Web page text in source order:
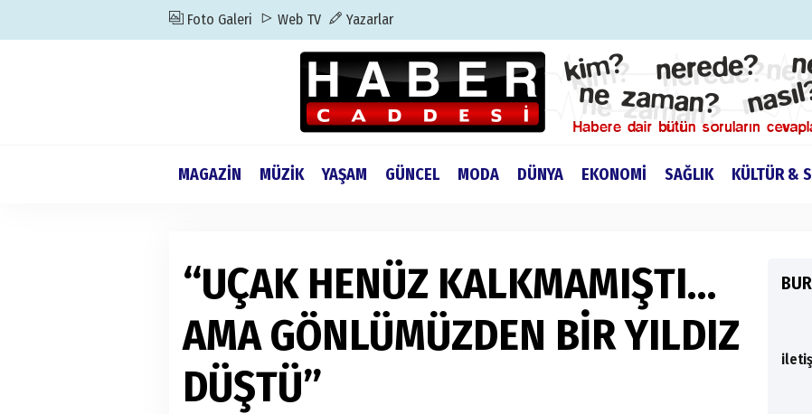
Foto Galeri Web TV Yazarlar
MAGAZİN MÜZİK YAŞAM GÜNCEL MODA DÜNYA EKONOMİ SAĞLIK KÜLTÜR &
“UÇAK HENÜZ KALKMAMIŞTI…
AMA GÖNLÜMÜZDEN BİR YILDIZ
DÜŞTÜ”